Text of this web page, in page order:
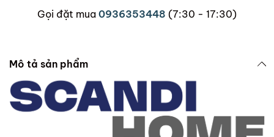
Gọi đặt mua 0936353448 (7:30 - 17:30)
Mô tả sản phẩm